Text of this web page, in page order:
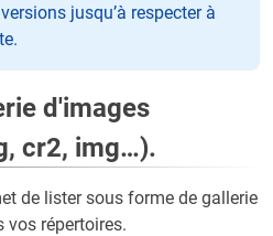
jusqu’à respecter à
d'images
cr2, img…).
de lister sous forme de gallerie
vos répertoires.